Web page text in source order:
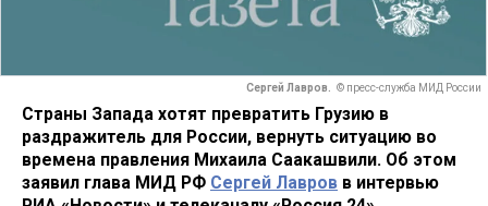
Сергей Лавров. © пресс-служба МИД России
Страны Запада хотят превратить Грузию в
раздражитель для России, вернуть ситуацию во
времена правления Михаила Саакашвили. Об этом
заявил глава МИД РФ Сергей Лавров в интервью